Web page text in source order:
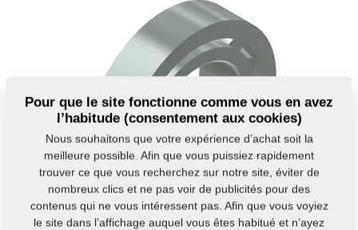
À
télécharger
Pour que le site fonctionne comme vous en avez
l’habitude (consentement aux cookies)
Nous souhaitons que votre expérience d’achat soit la
meilleure possible. Afin que vous puissiez rapidement
trouver ce que vous recherchez sur notre site, éviter de
nombreux clics et ne pas voir de publicités pour des
contenus qui ne vous intéressent pas. Afin que vous voyiez
le site dans l’affichage auquel vous êtes habitué et n’ayez